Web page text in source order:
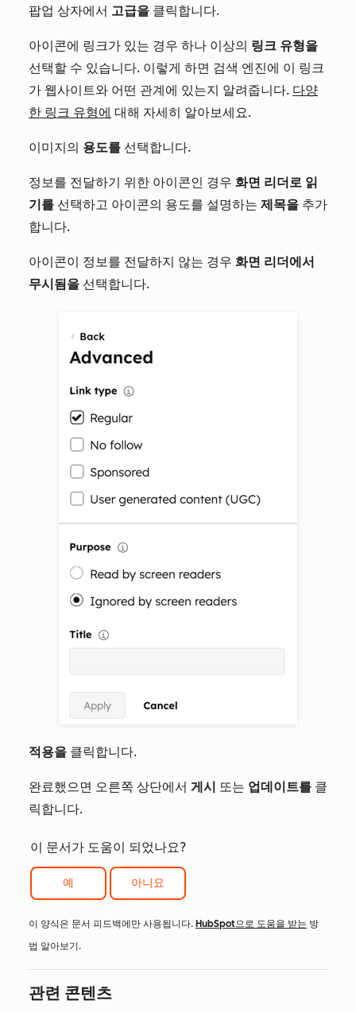
팝업 상자에서 고급을 클릭합니다.
아이콘에 링크가 있는 경우 하나 이상의 링크 유형을
선택할 수 있습니다. 이렇게 하면 검색 엔진에 이 링크
가 웹사이트와 어떤 관계에 있는지 알려줍니다. 다양
한 링크 유형에 대해 자세히 알아보세요.
이미지의 용도를 선택합니다.
정보를 전달하기 위한 아이콘인 경우 화면 리더로 읽
기를 선택하고 아이콘의 용도를 설명하는 제목을 추가
합니다.
아이콘이 정보를 전달하지 않는 경우 화면 리더에서
무시됨을 선택합니다.
적용을 클릭합니다.
완료했으면 오른쪽 상단에서 게시 또는 업데이트를 클
릭합니다.
이 문서가 도움이 되었나요?
예 아니요
이 양식은 문서 피드백에만 사용됩니다. HubSpot으로 도움을 받는 방
법 알아보기.
관련 콘텐츠